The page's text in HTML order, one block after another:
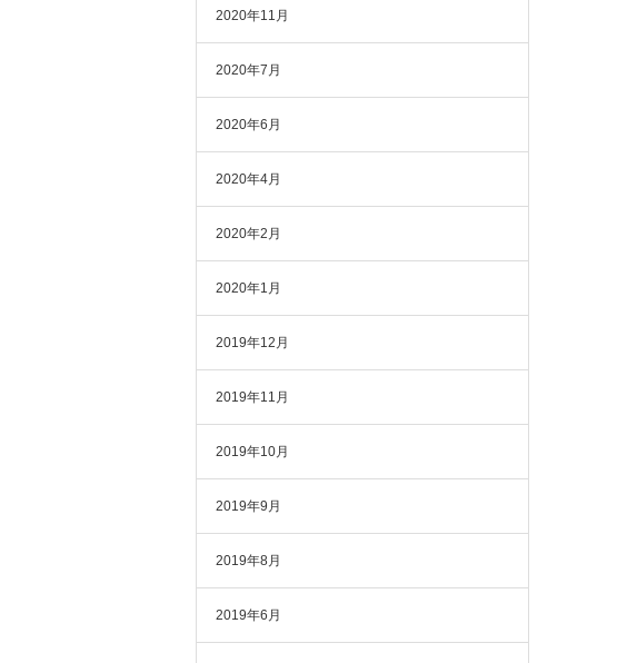
2020年11月
2020年7月
2020年6月
2020年4月
2020年2月
2020年1月
2019年12月
2019年11月
2019年10月
2019年9月
2019年8月
2019年6月